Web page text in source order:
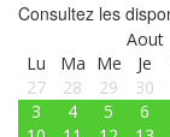
Consultez les
Aout
Lu
Ma Me Je
27
28 29 30
3
4 5 6